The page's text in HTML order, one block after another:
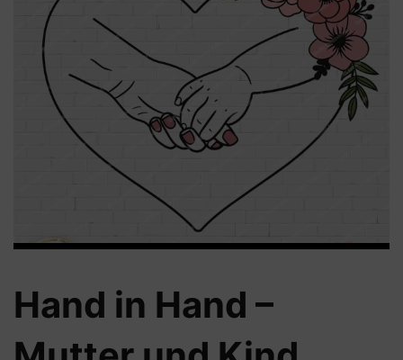
Hand in Hand –